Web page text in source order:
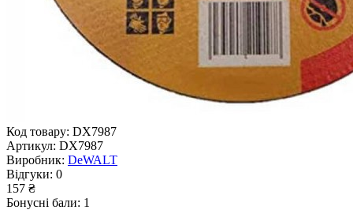
Код товару: DX7987
Артикул: DX7987
Виробник: DeWALT
Відгуки: 0
157 ₴
Бонусні бали: 1